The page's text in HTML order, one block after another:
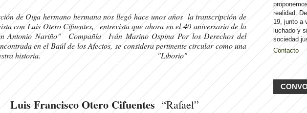
de Oiga hermano hermana nos llegó hace unos años la transcripción de
con Luis Otero Cifuentes, entrevista que ahora en el 40 aniversario de la
Antonio Nariño” Compañía Iván Marino Ospina Por los Derechos del
en el Baúl de los Afectos, se considera pertinente circular como una
nuestra historia. "Liborio"
Luis Francisco Otero Cifuentes “Rafael”
realidad.
19, junto a
luchado y
sociedad
Contacto